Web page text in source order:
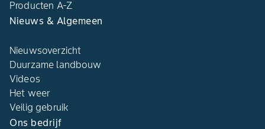
Producten A-Z​
Nieuws & Algemeen​
Nieuwsoverzicht
Duurzame landbouw​
Videos
Het weer​
Veilig gebruik
Ons bedrijf​